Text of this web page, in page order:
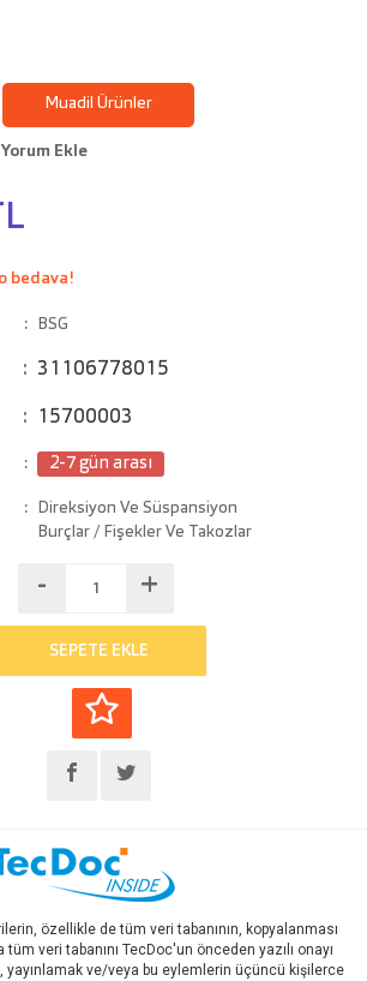
Muadil Ürünler
Yorum Ekle
bedava!
BSG
31106778015
15700003
2-7 gün arası
Direksiyon Ve Süspansiyon
Burçlar / Fişekler Ve Takozlar
- +
SEPETE EKLE
özellikle de tüm veri tabanının, kopyalanması
tüm veri tabanını TecDoc'un önceden yazılı onayı
yayınlamak ve/veya bu eylemlerin üçüncü kişilerce